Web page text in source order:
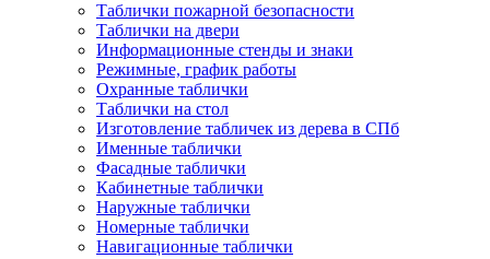
Таблички пожарной безопасности
Таблички на двери
Информационные стенды и знаки
Режимные, график работы
Охранные таблички
Таблички на стол
Изготовление табличек из дерева в СПб
Именные таблички
Фасадные таблички
Кабинетные таблички
Наружные таблички
Номерные таблички
Навигационные таблички